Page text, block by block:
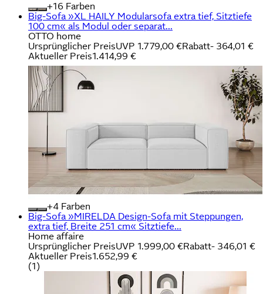
+
Farben
Big-Sofa »XL HAILY Modularsofa extra tief, Sitztiefe
100 cm« als Modul oder separat...
OTTO home
Ursprünglicher PreisUVP 1.779,00 €Rabatt- 364,01 €
Aktueller Preis1.414,99 €
+
Farben
Big-Sofa »MIRELDA Design-Sofa mit Steppungen,
extra tief, Breite 251 cm« Sitztiefe...
Home affaire
Ursprünglicher PreisUVP 1.999,00 €Rabatt- 346,01 €
Aktueller Preis1.652,99 €
(1)